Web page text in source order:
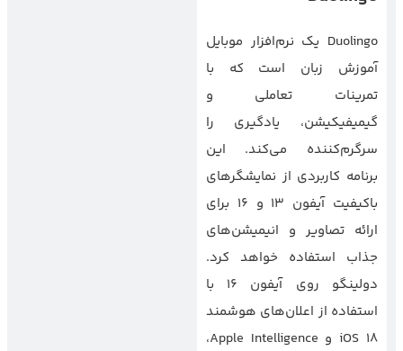
Duolingo یک نرم‌افزار موبایل
آموزش زبان است که با
تمرینات تعاملی و
گیمیفیکیشن، یادگیری را
سرگرم‌کننده می‌کند. این
برنامه کاربردی از نمایشگرهای
باکیفیت آیفون ۱۳ و ۱۶ برای
ارائه تصاویر و انیمیشن‌های
جذاب استفاده خواهد کرد.
دولینگو روی آیفون ۱۶ با
استفاده از اعلان‌های هوشمند
iOS 18 و Apple Intelligence،